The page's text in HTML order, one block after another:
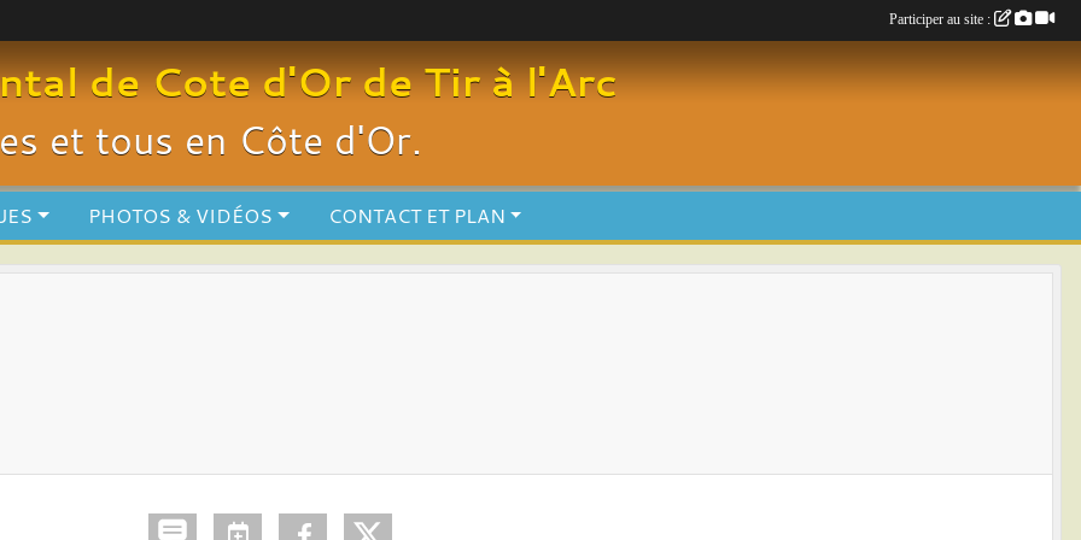
de Cote d'Or de Tir à l'Arc
et tous en Côte d'Or.
PHOTOS & VIDÉOS CONTACT ET PLAN
Participer au site :